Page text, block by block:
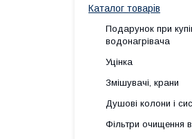
Каталог товарів
Подарунок при
водонагрівача
Уцінка
Змішувачі, крани
Душові колони і
Фільтри очищення